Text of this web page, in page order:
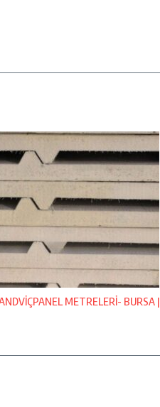
METRELERİ- BURSA |